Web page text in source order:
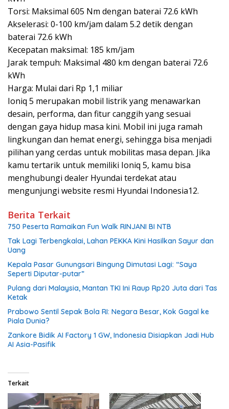
Torsi: Maksimal 605 Nm dengan baterai 72.6 kWh
Akselerasi: 0-100 km/jam dalam 5.2 detik dengan
baterai 72.6 kWh
Kecepatan maksimal: 185 km/jam
Jarak tempuh: Maksimal 480 km dengan baterai 72.6
kWh
Harga: Mulai dari Rp 1,1 miliar
Ioniq 5 merupakan mobil listrik yang menawarkan
desain, performa, dan fitur canggih yang sesuai
dengan gaya hidup masa kini. Mobil ini juga ramah
lingkungan dan hemat energi, sehingga bisa menjadi
pilihan yang cerdas untuk mobilitas masa depan. Jika
kamu tertarik untuk memiliki Ioniq 5, kamu bisa
menghubungi dealer Hyundai terdekat atau
mengunjungi website resmi Hyundai Indonesia12.
Berita Terkait
750 Peserta Ramaikan Fun Walk RINJANI BI NTB
Tak Lagi Terbengkalai, Lahan PEKKA Kini Hasilkan Sayur dan
Uang
Kepala Pasar Gunungsari Bingung Dimutasi Lagi: “Saya
Seperti Diputar-putar”
Pulang dari Malaysia, Mantan TKI Ini Raup Rp20 Juta dari Tas
Ketak
Prabowo Sentil Sepak Bola RI: Negara Besar, Kok Gagal ke
Piala Dunia?
Zankore Bidik AI Factory 1 GW, Indonesia Disiapkan Jadi Hub
AI Asia-Pasifik
Terkait